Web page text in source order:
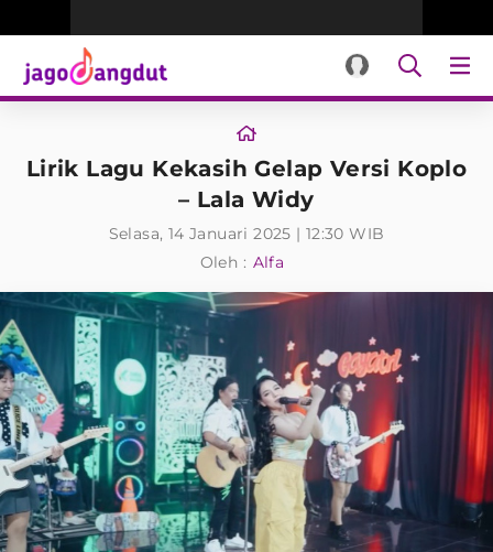
Lirik Lagu Kekasih Gelap Versi Koplo
– Lala Widy
Selasa, 14 Januari 2025 | 12:30 WIB
Oleh : Alfa